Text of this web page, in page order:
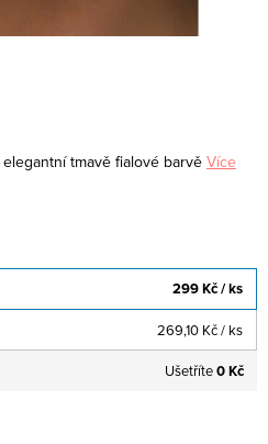
tmavě fialové barvě Více
299 Kč/ ks
269,10 Kč/ ks
Ušetříte0 Kč